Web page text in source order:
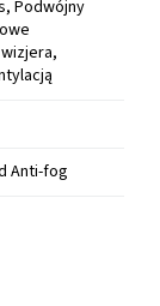
Podwójny
Anti-fog